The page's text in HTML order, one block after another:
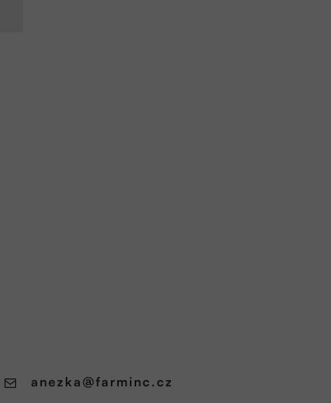
anezka @farminc.cz